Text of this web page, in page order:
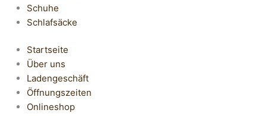
Schuhe
Schlafsäcke
Startseite
Über uns
Ladengeschäft
Öffnungszeiten
Onlineshop